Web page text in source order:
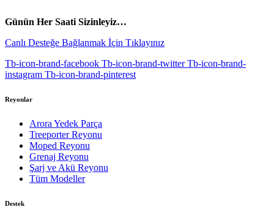
Günün Her Saati Sizinleyiz…
Canlı Desteğe Bağlanmak İçin Tıklayınız
Tb-icon-brand-facebook Tb-icon-brand-twitter Tb-icon-brand-
instagram Tb-icon-brand-pinterest
Reyonlar
Arora Yedek Parça
Treeporter Reyonu
Moped Reyonu
Grenaj Reyonu
Şarj ve Akü Reyonu
Tüm Modeller
Destek